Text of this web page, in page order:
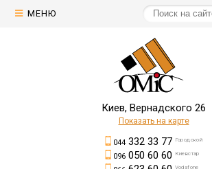
МЕНЮ
Киев, Вернадского 26
Показать на карте
044332 33 77 Городской
096050 60 60 Киевстар
Vodafone